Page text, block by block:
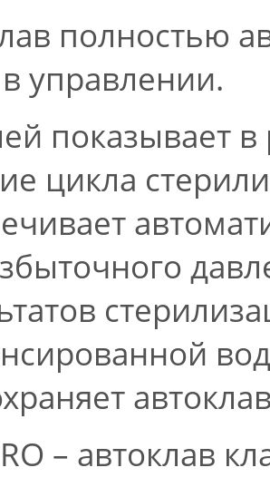
полностью
управлении.
показывает
цикла
– автоклав